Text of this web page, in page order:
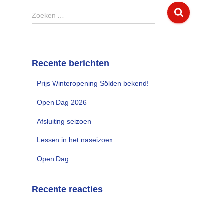
Z
o
n
Zoeken …
Recente berichten
Prijs Winteropening Sölden bekend!
Open Dag 2026
Afsluiting seizoen
Lessen in het naseizoen
Open Dag
Recente reacties